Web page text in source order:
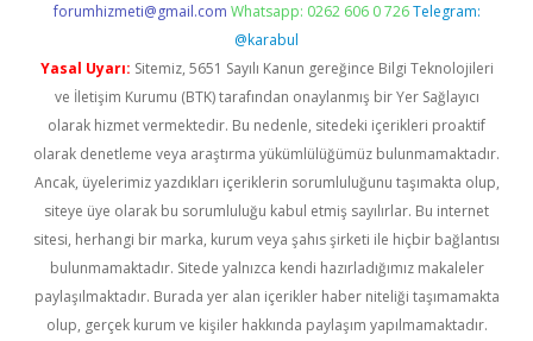
forumhizmeti@gmail.com Whatsapp: 0262 606 0 726 Telegram:
@karabul
Yasal Uyarı: Sitemiz, 5651 Sayılı Kanun gereğince Bilgi Teknolojileri
ve İletişim Kurumu (BTK) tarafından onaylanmış bir Yer Sağlayıcı
olarak hizmet vermektedir. Bu nedenle, sitedeki içerikleri proaktif
olarak denetleme veya araştırma yükümlülüğümüz bulunmamaktadır.
Ancak, üyelerimiz yazdıkları içeriklerin sorumluluğunu taşımakta olup,
siteye üye olarak bu sorumluluğu kabul etmiş sayılırlar. Bu internet
sitesi, herhangi bir marka, kurum veya şahıs şirketi ile hiçbir bağlantısı
bulunmamaktadır. Sitede yalnızca kendi hazırladığımız makaleler
paylaşılmaktadır. Burada yer alan içerikler haber niteliği taşımamakta
olup, gerçek kurum ve kişiler hakkında paylaşım yapılmamaktadır.